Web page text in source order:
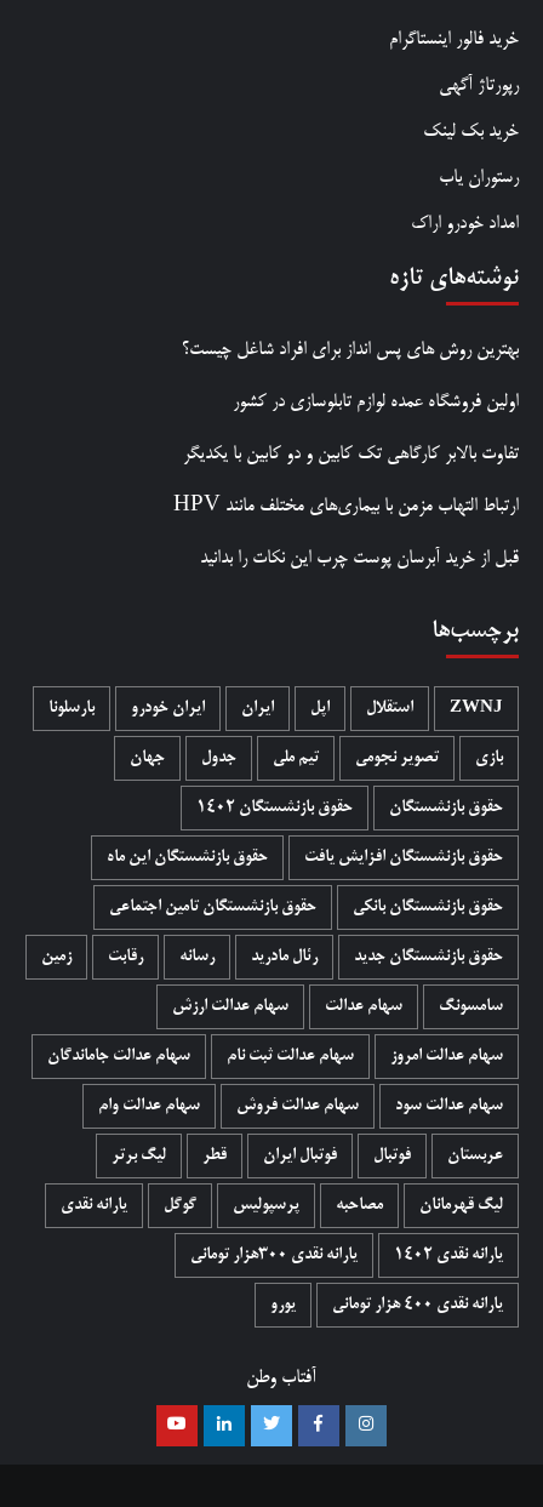
خرید فالور اینستاگرام
رپورتاژ آگهی
خرید بک لینک
رستوران یاب
امداد خودرو اراک
نوشته‌های تازه
بهترین روش‌ های پس‌ انداز برای افراد شاغل چیست؟
اولین فروشگاه عمده لوازم تابلوسازی در کشور
تفاوت بالابر کارگاهی تک کابین و دو کابین با یکدیگر
ارتباط التهاب مزمن با بیماری‌های مختلف مانند HPV
قبل از خرید آبرسان پوست چرب این نکات را بدانید
برچسب‌ها
ZWNJ استقلال اپل ایران ایران خودرو بارسلونا
بازی تصویر نجومی تیم ملی جدول جهان
حقوق بازنشستگان حقوق بازنشستگان 1402
حقوق بازنشستگان افزایش یافت حقوق بازنشستگان این ماه
حقوق بازنشستگان بانکی حقوق بازنشستگان تامین اجتماعی
حقوق بازنشستگان جدید رئال مادرید رسانه رقابت زمین
سامسونگ سهام عدالت سهام عدالت ارزش
سهام عدالت امروز سهام عدالت ثبت نام سهام عدالت جاماندگان
سهام عدالت سود سهام عدالت فروش سهام عدالت وام
عربستان فوتبال فوتبال ایران قطر لیگ برتر
لیگ قهرمانان مصاحبه پرسپولیس گوگل یارانه نقدی
یارانه نقدی 1402 یارانه نقدی ۳۰۰هزار تومانی
یارانه نقدی ۴۰۰ هزار تومانی یورو
آفتاب وطن
اینستاگرام فیسبوک توییتر لینکدین یوتیوب